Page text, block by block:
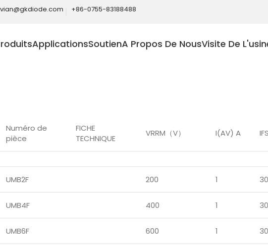
+86-0755-83188488
ApplicationsSoutienA Propos De NousVisite De
Numéro de
pièce
FICHE
TECHNIQUE
VRRM（V） I(AV) A
UMB2F 200 1 30
UMB4F 400 1 30
UMB6F 600 1 30